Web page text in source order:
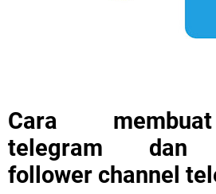
Cara
telegram dan
follower channel